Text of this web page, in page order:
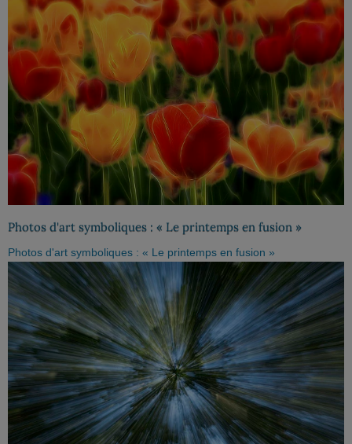
Photos d'art symboliques : « Le printemps en fusion »
Photos d'art symboliques : « Le printemps en fusion »